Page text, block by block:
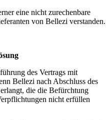
eine nicht zurechenbare
von Bellezi verstanden.
des Vertrags mit
Bellezi nach Abschluss des
die die Befürchtung
nicht erfüllen